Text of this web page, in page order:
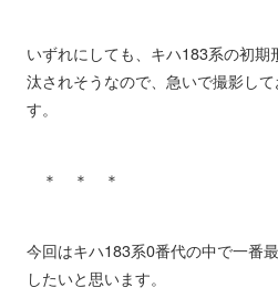
いずれにしても、キハ183系の初
汰されそうなので、急いで撮影し
す。
＊ ＊ ＊
今回はキハ183系0番代の中で一番
したいと思います。